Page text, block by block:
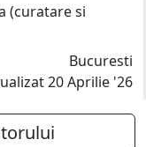
(curatare si
Bucuresti
20 Aprilie '26